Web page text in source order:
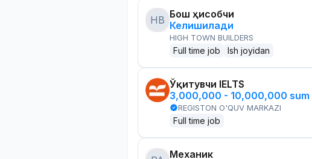
HB Бош ҳисобчи
Келишилади
HIGH TOWN BUILDERS
Full time job Ish joyidan
Ўқитувчи IELTS
3,000,000 - 10,000,000 sum
REGISTON O'QUV MARKAZI
Full time job
Механик